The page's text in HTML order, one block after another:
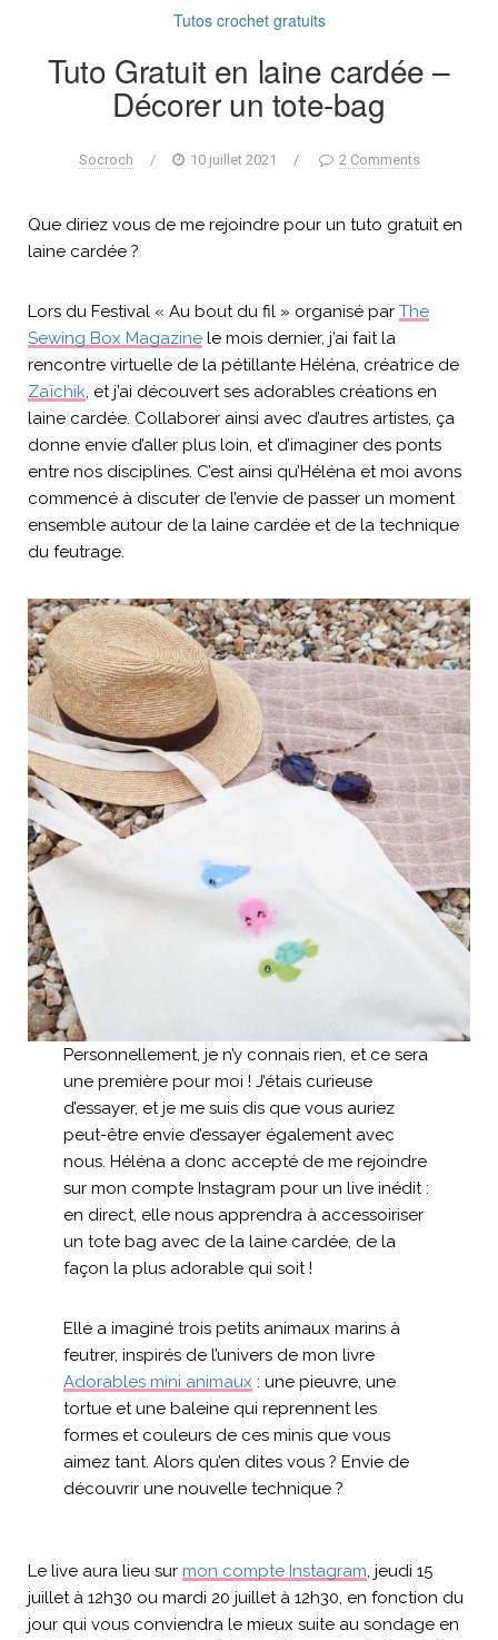
Tutos crochet gratuits
Tuto Gratuit en laine cardée –
Décorer un tote-bag
Socroch / 10 juillet 2021 / 2 Comments
Que diriez vous de me rejoindre pour un tuto gratuit en
laine cardée ?
Lors du Festival « Au bout du fil » organisé par The
Sewing Box Magazine le mois dernier, j’ai fait la
rencontre virtuelle de la pétillante Héléna, créatrice de
Zaïchik, et j’ai découvert ses adorables créations en
laine cardée. Collaborer ainsi avec d’autres artistes, ça
donne envie d’aller plus loin, et d’imaginer des ponts
entre nos disciplines. C’est ainsi qu’Héléna et moi avons
commencé à discuter de l’envie de passer un moment
ensemble autour de la laine cardée et de la technique
du feutrage.
Personnellement, je n’y connais rien, et ce sera
une première pour moi ! J’étais curieuse
d’essayer, et je me suis dis que vous auriez
peut-être envie d’essayer également avec
nous. Héléna a donc accepté de me rejoindre
sur mon compte Instagram pour un live inédit :
en direct, elle nous apprendra à accessoiriser
un tote bag avec de la laine cardée, de la
façon la plus adorable qui soit !
Elle a imaginé trois petits animaux marins à
feutrer, inspirés de l’univers de mon livre
Adorables mini animaux : une pieuvre, une
tortue et une baleine qui reprennent les
formes et couleurs de ces minis que vous
aimez tant. Alors qu’en dites vous ? Envie de
découvrir une nouvelle technique ?
Le live aura lieu sur mon compte Instagram, jeudi 15
juillet à 12h30 ou mardi 20 juillet à 12h30, en fonction du
jour qui vous conviendra le mieux suite au sondage en